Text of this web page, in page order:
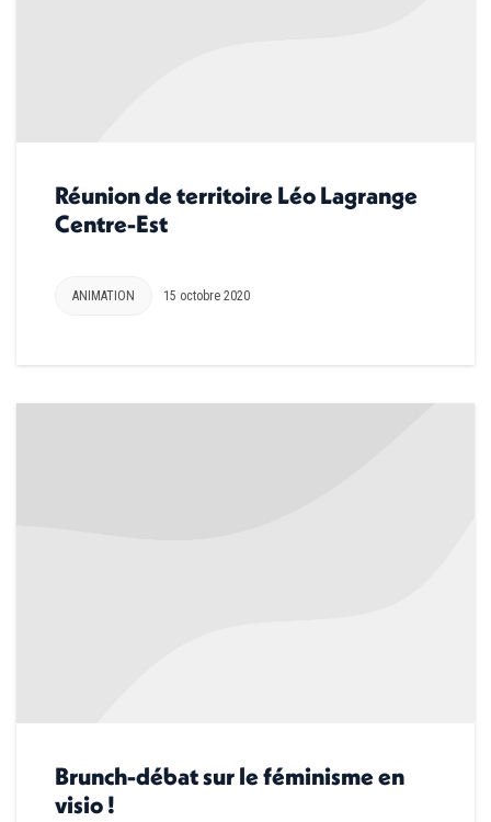
Réunion de territoire Léo Lagrange
Centre-Est
ANIMATION 15 octobre 2020
Brunch-débat sur le féminisme en
visio !